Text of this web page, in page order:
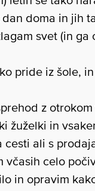
doma in jih
svet (in
pride iz šole,
z
žuželki in
cesti ali s
včasih celo
in opravim